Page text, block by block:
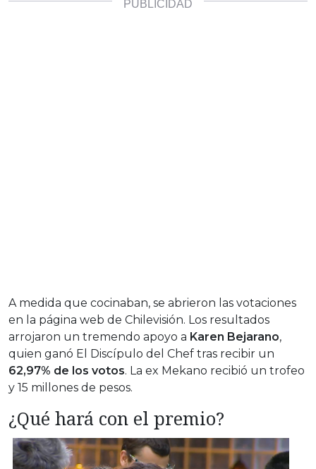
A medida que cocinaban, se abrieron las votaciones
en la página web de Chilevisión. Los resultados
arrojaron un tremendo apoyo a Karen Bejarano,
quien ganó El Discípulo del Chef tras recibir un
62,97% de los votos. La ex Mekano recibió un trofeo
y 15 millones de pesos.
¿Qué hará con el premio?